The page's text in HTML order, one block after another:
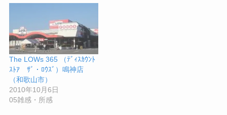
The LOWs 365 （ﾃﾞｨｽｶｳﾝﾄ
ｽﾄｱ ｻﾞ・ﾛｳｽﾞ）鳴神店
（和歌山市）
2010年10月6日
05雑感・所感